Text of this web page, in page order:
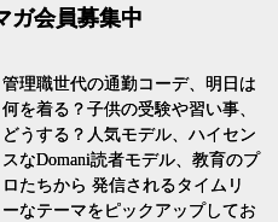
ガ会員募集中
管理職世代の通勤コーデ、明日は
何を着る？子供の受験や習い事、
どうする？人気モデル、ハイセン
スなDomani読者モデル、教育のプ
ロたちから 発信されるタイムリ
ーなテーマをピックアップしてお